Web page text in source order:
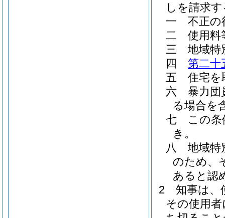
しを請求
一
不正の
二
使用料
三
地域特
四
第二十
五
住宅を
六
暴力団
る場合を
七
この
き。
八
地域特
のため、
あると認
2
知事は、
その使用